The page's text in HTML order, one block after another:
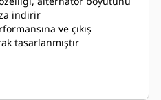
indirir
ve çıkış
tasarlanmıştır